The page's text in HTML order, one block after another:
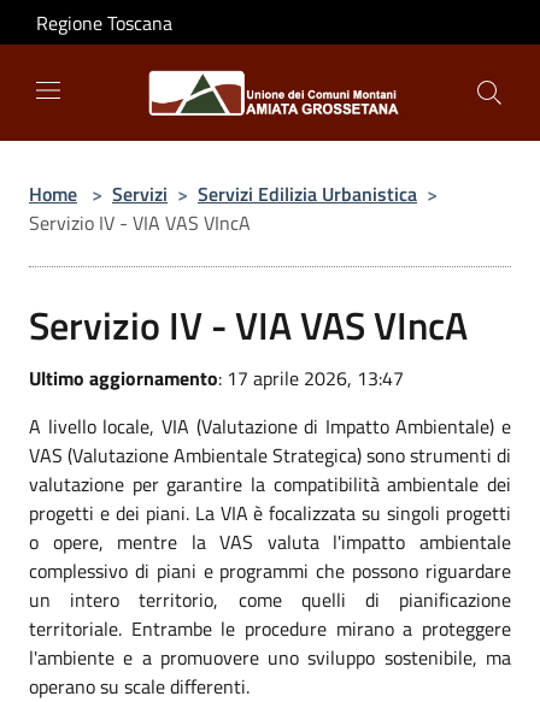
Salta al contenuto principale
Regione Toscana
Home > Servizi > Servizi Edilizia Urbanistica >
Servizio IV - VIA VAS VIncA
Servizio IV - VIA VAS VIncA
Ultimo aggiornamento: 17 aprile 2026, 13:47
A livello locale, VIA (Valutazione di Impatto Ambientale) e
VAS (Valutazione Ambientale Strategica) sono strumenti di
valutazione per garantire la compatibilità ambientale dei
progetti e dei piani. La VIA è focalizzata su singoli progetti
o opere, mentre la VAS valuta l'impatto ambientale
complessivo di piani e programmi che possono riguardare
un intero territorio, come quelli di pianificazione
territoriale. Entrambe le procedure mirano a proteggere
l'ambiente e a promuovere uno sviluppo sostenibile, ma
operano su scale differenti.